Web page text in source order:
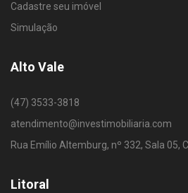
Cadastre seu imóvel
Simulação
Alto Vale
(47) 3533-3818
atendimento@investimobiliaria.com
Rua Emílio Altemburg, nº 332, Sala 05,
Litoral